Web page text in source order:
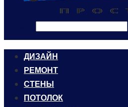
ДИЗАЙН
РЕМОНТ
СТЕНЫ
ПОТОЛОК